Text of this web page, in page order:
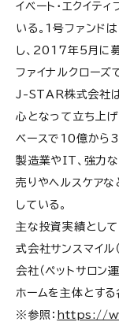
イベート・エクイテ
いる。1号ファンド
し、2017年5月に
ファイナルクローズ
J-STAR株式会社
心となって立ち上
ベースで10億から
製造業やIT、強力な
売りやヘルスケア
している。
主な投資実績として
式会社サンスマイル
会社（ペットサロン
ホームを主体とする
※参照： https://